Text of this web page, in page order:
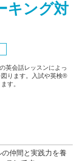
キング対
英会話レッスンによっ
図ります。入試や英検®
す。
仲間と実践力を養